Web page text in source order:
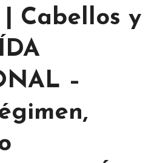
| Cabellos y
–